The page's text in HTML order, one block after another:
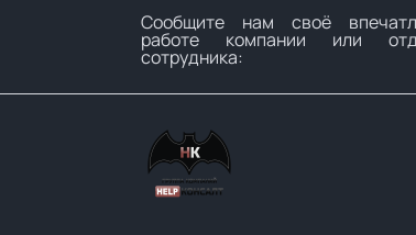
Сообщите нам своё
работе компании или
сотрудника: